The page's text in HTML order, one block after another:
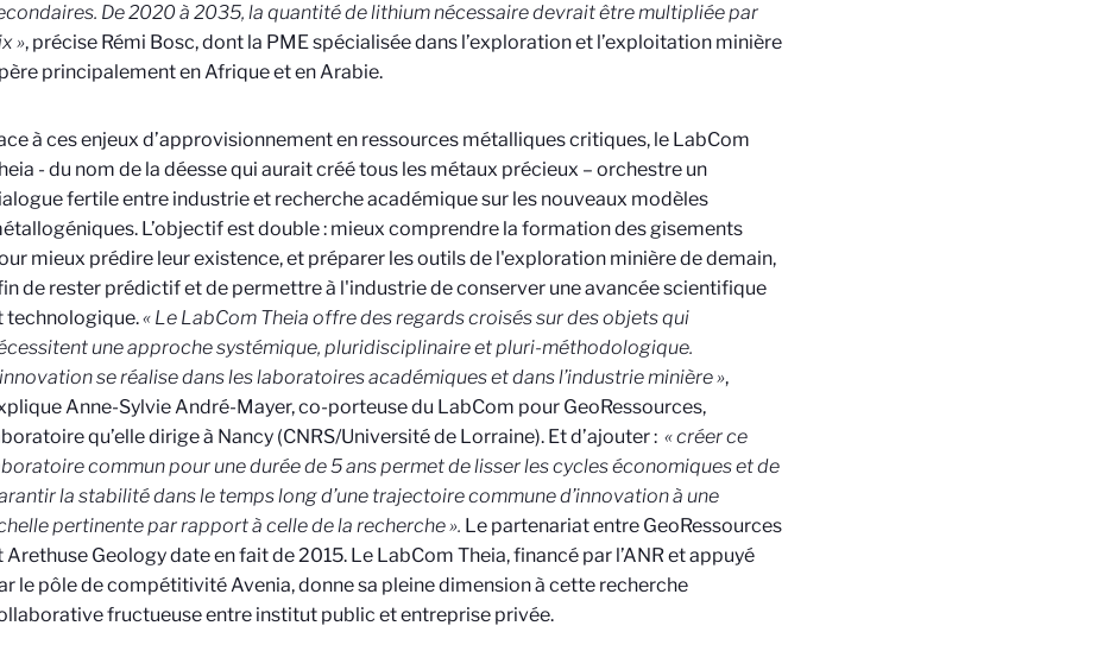
De 2020 à 2035, la quantité de lithium nécessaire devrait être multipliée par
», précise Rémi Bosc, dont la PME spécialisée dans l’exploration et l’exploitation minière
principalement en Afrique et en Arabie.
à ces enjeux d’approvisionnement en ressources métalliques critiques, le LabCom
- du nom de la déesse qui aurait créé tous les métaux précieux – orchestre un
fertile entre industrie et recherche académique sur les nouveaux modèles
L’objectif est double : mieux comprendre la formation des gisements
mieux prédire leur existence, et préparer les outils de l'exploration minière de demain,
de rester prédictif et de permettre à l'industrie de conserver une avancée scientifique
technologique.« Le LabCom Theia offre des regards croisés sur des objets qui
une approche systémique, pluridisciplinaire et pluri-méthodologique.
se réalise dans les laboratoires académiques et dans l’industrie minière »,
Anne-Sylvie André-Mayer, co-porteuse du LabCom pour GeoRessources,
qu’elle dirige à Nancy (CNRS/Université de Lorraine). Et d’ajouter : « créer ce
commun pour une durée de 5 ans permet de lisser les cycles économiques et de
la stabilité dans le temps long d’une trajectoire commune d’innovation à une
pertinente par rapport à celle de la recherche ». Le partenariat entre GeoRessources
Arethuse Geology date en fait de 2015. Le LabCom Theia, financé par l’ANR et appuyé
le pôle de compétitivité Avenia, donne sa pleine dimension à cette recherche
fructueuse entre institut public et entreprise privée.